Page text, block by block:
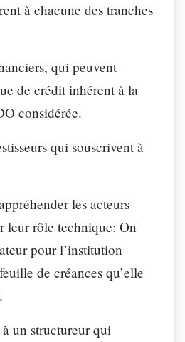
à chacune des tranches
qui peuvent
de crédit inhérent à la
considérée.
qui souscrivent à
les acteurs
leur rôle technique: On
pour l’institution
de créances qu’elle
à un structureur qui